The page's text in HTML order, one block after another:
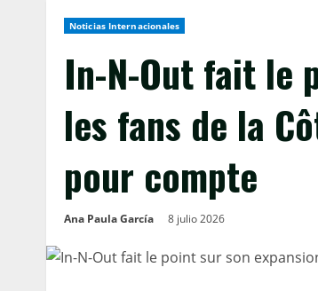
Noticias Internacionales
In-N-Out fait le
les fans de la
pour compte
Ana Paula García 8 julio 2026